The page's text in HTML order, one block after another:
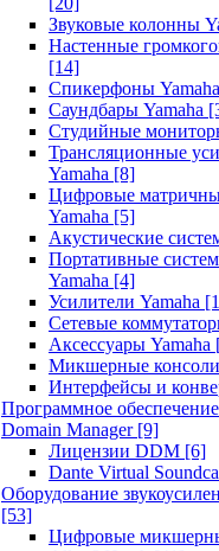
Звуковые колонны
Настенные
[14]
Спикерфоны Yamaha
Саундбары Yamaha
Студийные
Трансляционные
Yamaha [8]
Цифровые
Yamaha [5]
Акустические
Портативные
Yamaha [4]
Усилители Yamaha
Сетевые
Аксессуары Yamaha
Микшерные консоли
Интерфейсы и
Программное
Domain Manager [9]
Лицензии DDM [6]
Dante Virtual
Оборудование
[53]
Цифровые